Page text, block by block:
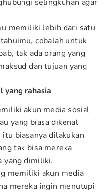
selingkuhan agar
memiliki lebih dari satu
cobalah untuk
tak ada orang yang
dan tujuan yang
yang rahasia
akun media sosial
yang biasa dikenal
itu biasanya dilakukan
tak bisa mereka
yang dimiliki.
memiliki akun media
mereka ingin menutupi